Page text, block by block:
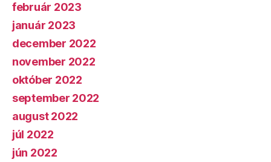
február 2023
január 2023
december 2022
november 2022
október 2022
september 2022
august 2022
júl 2022
jún 2022